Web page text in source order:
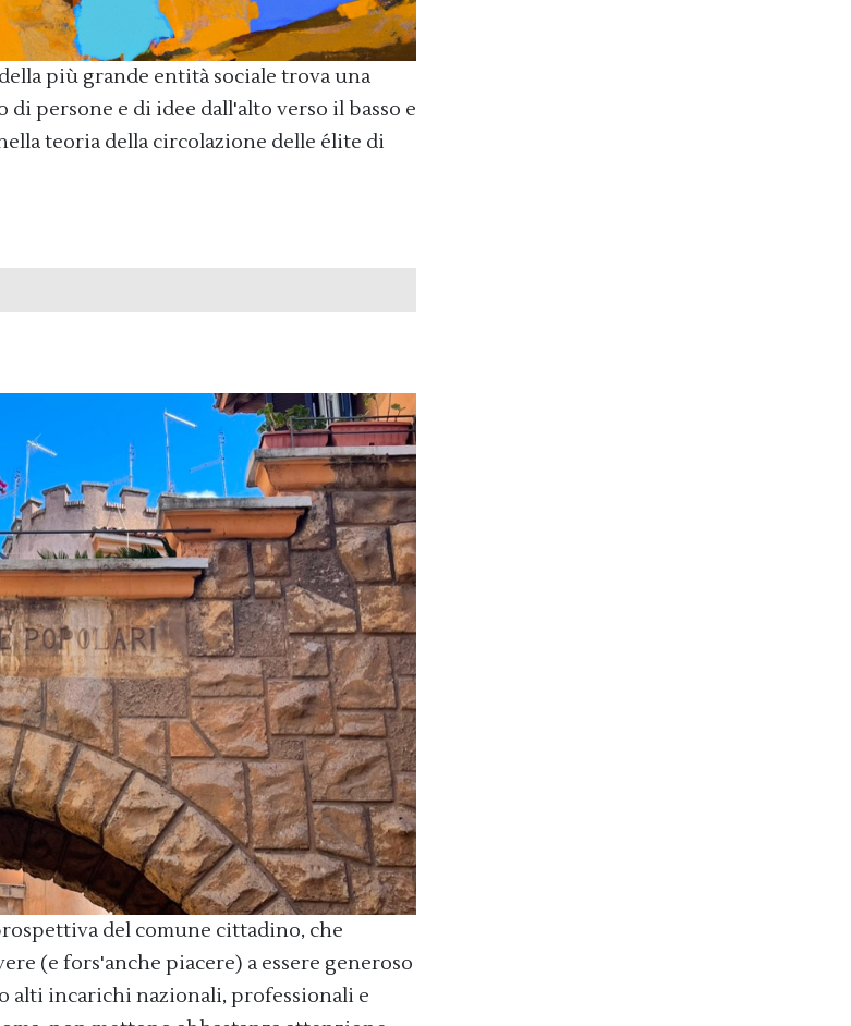
più grande entità sociale trova una
persone e di idee dall'alto verso il basso e
teoria della circolazione delle élite di
del comune cittadino, che
(e fors'anche piacere) a essere generoso
alti incarichi nazionali, professionali e